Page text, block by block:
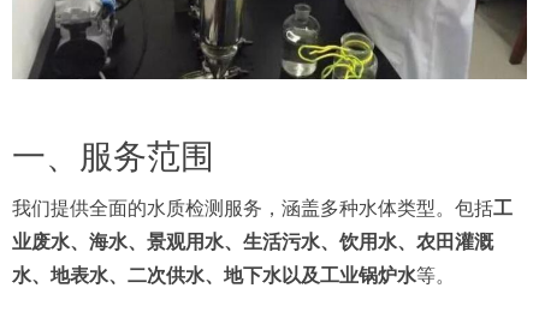
一、服务范围
我们提供全面的水质检测服务，涵盖多种水体类型。包括工
业废水、海水、景观用水、生活污水、饮用水、农田灌溉
水、地表水、二次供水、地下水以及工业锅炉水等。